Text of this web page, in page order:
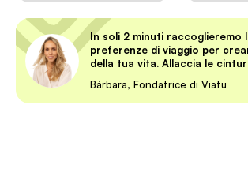
In soli 2 minuti raccoglieremo
preferenze di viaggio per
della tua vita. Allaccia le
Bárbara, Fondatrice di Viatu